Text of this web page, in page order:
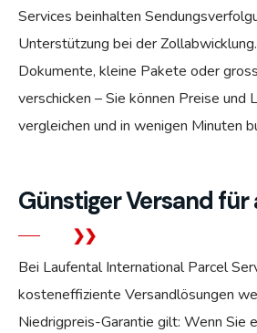
Services beinhalten
Unterstützung bei der
Dokumente, kleine Pakete oder
verschicken – Sie können Preise und
vergleichen und in wenigen Minuten
Günstiger Versand für
Bei Laufental International Parcel
kosteneffiziente Versandlösungen
Niedrigpreis-Garantie gilt: Wenn Sie